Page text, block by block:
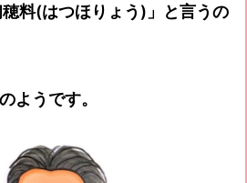
料(はつほりょう)」と言うの
ようです。